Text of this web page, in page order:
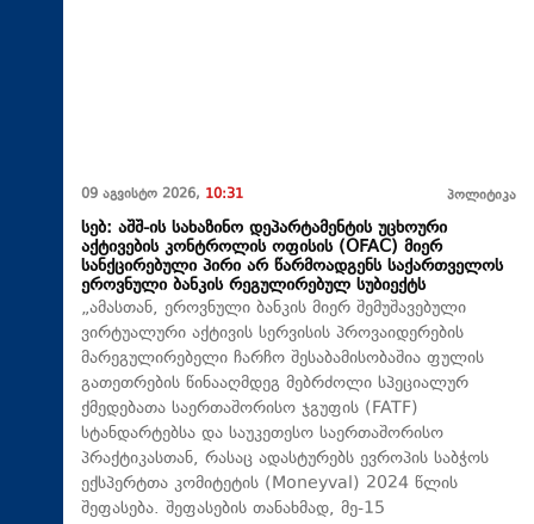
09 აგვისტო 2026, 10:31 პოლიტიკა
სებ: აშშ-ის სახაზინო დეპარტამენტის უცხოური
აქტივების კონტროლის ოფისის (OFAC) მიერ
სანქცირებული პირი არ წარმოადგენს საქართველოს
ეროვნული ბანკის რეგულირებულ სუბიექტს
„ამასთან, ეროვნული ბანკის მიერ შემუშავებული
ვირტუალური აქტივის სერვისის პროვაიდერების
მარეგულირებელი ჩარჩო შესაბამისობაშია ფულის
გათეთრების წინააღმდეგ მებრძოლი სპეციალურ
ქმედებათა საერთაშორისო ჯგუფის (FATF)
სტანდარტებსა და საუკეთესო საერთაშორისო
პრაქტიკასთან, რასაც ადასტურებს ევროპის საბჭოს
ექსპერტთა კომიტეტის (Moneyval) 2024 წლის
შეფასება. შეფასების თანახმად, მე-15